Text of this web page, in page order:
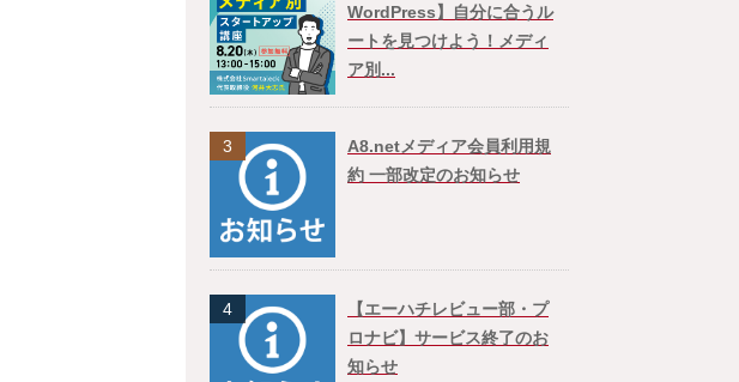
WordPress】自分に合うル
ートを見つけよう！メディ
ア別...
3
A8.netメディア会員利用規
約 一部改定のお知らせ
4
【エーハチレビュー部・プ
ロナビ】サービス終了のお
知らせ